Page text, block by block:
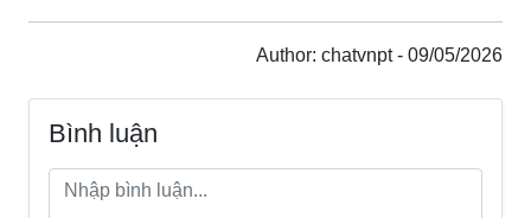
Author: chatvnpt - 09/05/2026
Bình luận